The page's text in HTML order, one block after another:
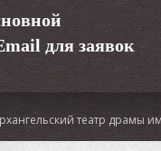
для заявок
театр драмы